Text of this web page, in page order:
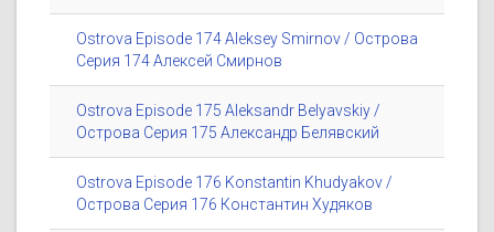
Ostrova Episode 174 Aleksey Smirnov / Острова
Серия 174 Алексей Смирнов
Ostrova Episode 175 Aleksandr Belyavskiy /
Острова Серия 175 Александр Белявский
Ostrova Episode 176 Konstantin Khudyakov /
Острова Серия 176 Константин Худяков